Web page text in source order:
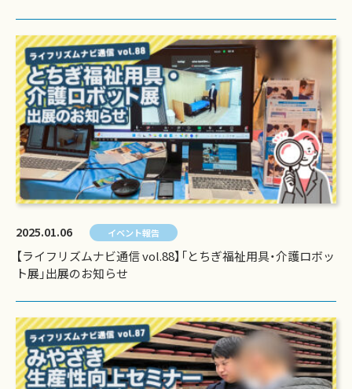
2025.01.06 イベント報告
【ライフリズムナビ通信 vol.88】「とちぎ福祉用具・介護ロボッ
ト展」出展のお知らせ